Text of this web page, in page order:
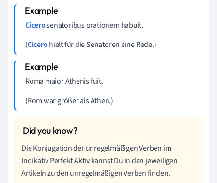
Cicerosenatoribus orationem habuit.
(Cicerohielt für die Senatoren eine Rede.)
Roma maior Athenis fuit.
(Rom war größer als Athen.)
Die Konjugation der unregelmäßigen Verben im
Indikativ Perfekt Aktiv kannst Du in den jeweiligen
Artikeln zu den unregelmäßigen Verben finden.